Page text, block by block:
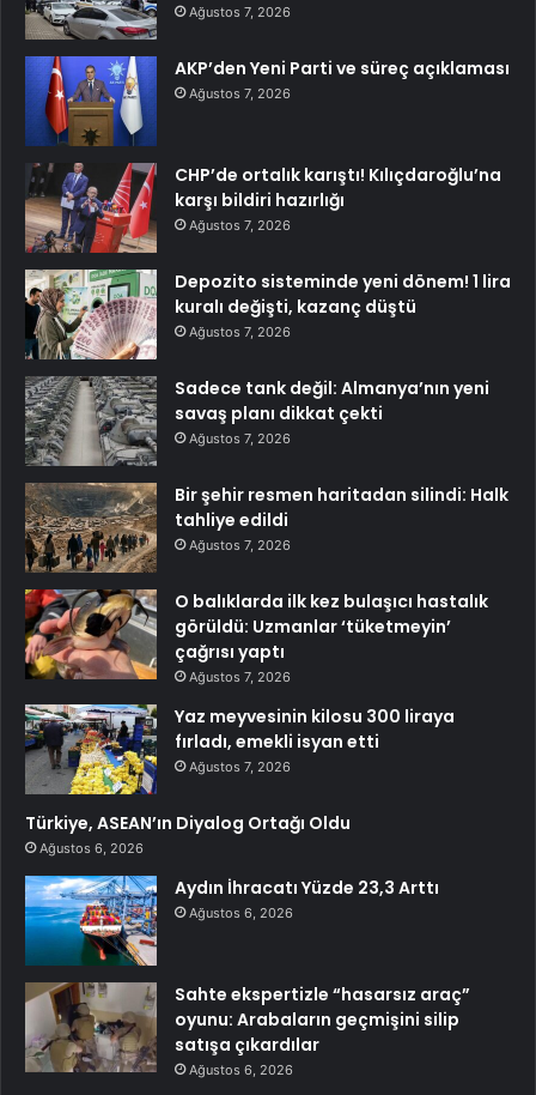
Ağustos 7, 2026
AKP’den Yeni Parti ve süreç açıklaması
Ağustos 7, 2026
CHP’de ortalık karıştı! Kılıçdaroğlu’na
karşı bildiri hazırlığı
Ağustos 7, 2026
Depozito sisteminde yeni dönem! 1 lira
kuralı değişti, kazanç düştü
Ağustos 7, 2026
Sadece tank değil: Almanya’nın yeni
savaş planı dikkat çekti
Ağustos 7, 2026
Bir şehir resmen haritadan silindi: Halk
tahliye edildi
Ağustos 7, 2026
O balıklarda ilk kez bulaşıcı hastalık
görüldü: Uzmanlar ‘tüketmeyin’
çağrısı yaptı
Ağustos 7, 2026
Yaz meyvesinin kilosu 300 liraya
fırladı, emekli isyan etti
Ağustos 7, 2026
Türkiye, ASEAN’ın Diyalog Ortağı Oldu
Ağustos 6, 2026
Aydın İhracatı Yüzde 23,3 Arttı
Ağustos 6, 2026
Sahte ekspertizle “hasarsız araç”
oyunu: Arabaların geçmişini silip
satışa çıkardılar
Ağustos 6, 2026